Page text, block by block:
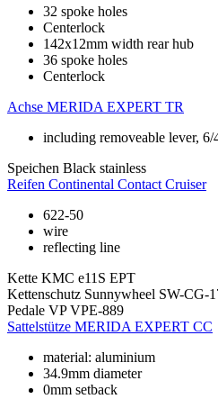
32 spoke holes
Centerlock
142x12mm width rear hub
36 spoke holes
Centerlock
Achse MERIDA EXPERT TR
including removeable lever,
Speichen Black stainless
Reifen Continental Contact Cruiser
622-50
wire
reflecting line
Kette KMC e11S EPT
Kettenschutz Sunnywheel SW-CG-
Pedale VP VPE-889
Sattelstütze MERIDA EXPERT CC
material: aluminium
34.9mm diameter
0mm setback